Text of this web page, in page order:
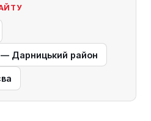
— Дарницький район